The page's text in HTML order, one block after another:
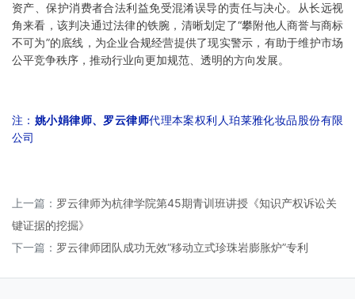
资产、保护消费者合法利益免受混淆误导的责任与决心。从长远视
角来看，该判决通过法律的铁腕，清晰划定了“攀附他人商誉与商标
不可为”的底线，为企业合规经营提供了现实警示，有助于维护市场
公平竞争秩序，推动行业向更加规范、透明的方向发展。
注： 姚小娟律师、 罗云律师代理本案权利人珀莱雅化妆品股份有限
公司
上一篇： 罗云律师为杭律学院第45期青训班讲授《知识产权诉讼关
键证据的挖掘》
下一篇： 罗云律师团队成功无效“移动立式珍珠岩膨胀炉”专利